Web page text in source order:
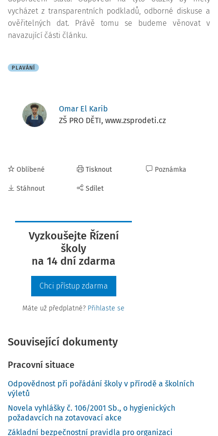
vycházet z transparentních podkladů, odborné diskuse a
ověřitelných dat. Právě tomu se budeme věnovat v
navazující části článku.
PLAVÁNÍ
Omar El Karib
ZŠ PRO DĚTI, www.zsprodeti.cz
Oblíbené
Stáhnout
Tisknout
Sdílet
Poznámka
Vyzkoušejte Řízení
školy
na 14 dní zdarma
Chci přístup zdarma
Máte už předplatné? Přihlaste se
Související dokumenty
Pracovní situace
Odpovědnost při pořádání školy v přírodě a školních
výletů
Novela vyhlášky č. 106/2001 Sb., o hygienických
požadavcích na zotavovací akce
Základní bezpečnostní pravidla pro organizaci